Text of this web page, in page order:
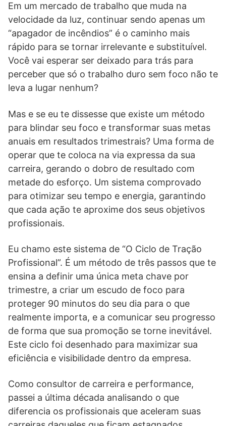
Em um mercado de trabalho que muda na
velocidade da luz, continuar sendo apenas um
“apagador de incêndios” é o caminho mais
rápido para se tornar irrelevante e substituível.
Você vai esperar ser deixado para trás para
perceber que só o trabalho duro sem foco não te
leva a lugar nenhum?
Mas e se eu te dissesse que existe um método
para blindar seu foco e transformar suas metas
anuais em resultados trimestrais? Uma forma de
operar que te coloca na via expressa da sua
carreira, gerando o dobro de resultado com
metade do esforço. Um sistema comprovado
para otimizar seu tempo e energia, garantindo
que cada ação te aproxime dos seus objetivos
profissionais.
Eu chamo este sistema de “O Ciclo de Tração
Profissional”. É um método de três passos que te
ensina a definir uma única meta chave por
trimestre, a criar um escudo de foco para
proteger 90 minutos do seu dia para o que
realmente importa, e a comunicar seu progresso
de forma que sua promoção se torne inevitável.
Este ciclo foi desenhado para maximizar sua
eficiência e visibilidade dentro da empresa.
Como consultor de carreira e performance,
passei a última década analisando o que
diferencia os profissionais que aceleram suas